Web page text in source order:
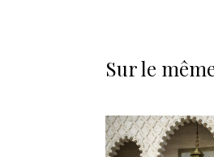
Sur le